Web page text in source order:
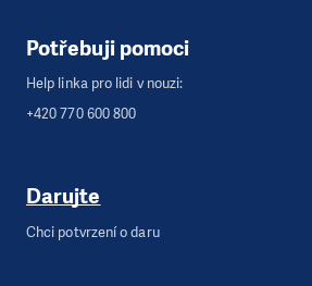
Potřebuji pomoci
Help linka pro lidi v nouzi:
+420 770 600 800
Darujte
Chci potvrzení o daru